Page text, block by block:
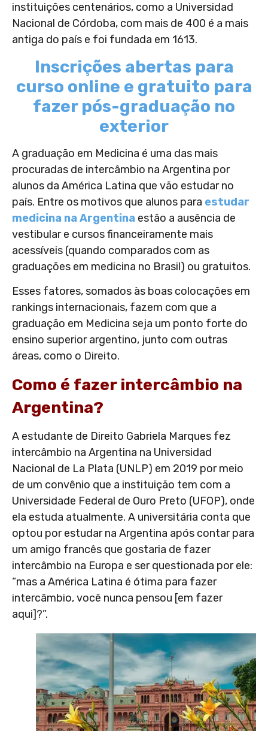
instituições centenários, como a Universidad
Nacional de Córdoba, com mais de 400 é a mais
antiga do país e foi fundada em 1613.
Inscrições abertas para
curso online e gratuito para
fazer pós-graduação no
exterior
A graduação em Medicina é uma das mais
procuradas de intercâmbio na Argentina por
alunos da América Latina que vão estudar no
país. Entre os motivos que alunos para estudar
medicina na Argentina estão a ausência de
vestibular e cursos financeiramente mais
acessíveis (quando comparados com as
graduações em medicina no Brasil) ou gratuitos.
Esses fatores, somados às boas colocações em
rankings internacionais, fazem com que a
graduação em Medicina seja um ponto forte do
ensino superior argentino, junto com outras
áreas, como o Direito.
Como é fazer intercâmbio na
Argentina?
A estudante de Direito Gabriela Marques fez
intercâmbio na Argentina na Universidad
Nacional de La Plata (UNLP) em 2019 por meio
de um convênio que a instituição tem com a
Universidade Federal de Ouro Preto (UFOP), onde
ela estuda atualmente. A universitária conta que
optou por estudar na Argentina após contar para
um amigo francês que gostaria de fazer
intercâmbio na Europa e ser questionada por ele:
“mas a América Latina é ótima para fazer
intercâmbio, você nunca pensou [em fazer
aqui]?”.